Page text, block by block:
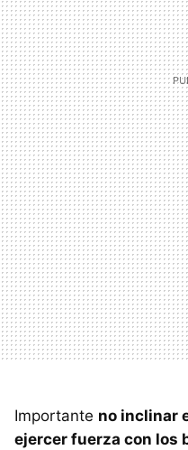
Importante no inclinar
ejercer fuerza con los